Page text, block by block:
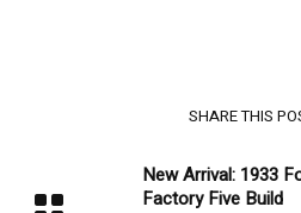
SHARE THIS
New Arrival: 1933
Factory Five Build